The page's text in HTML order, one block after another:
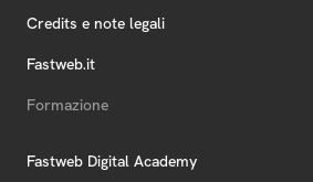
Credits e note legali
Fastweb.it
Formazione
Fastweb Digital Academy